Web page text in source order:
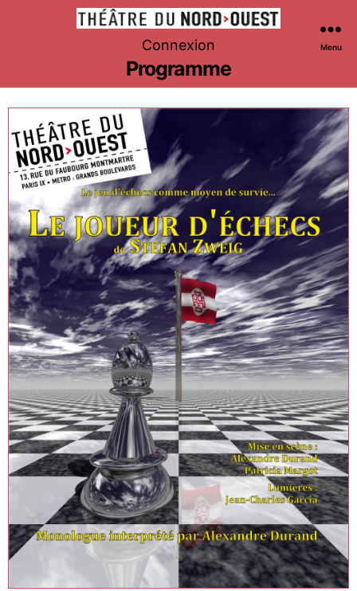
Théâtre
du
Nord-
Ouest
Connexion Menu
Programme